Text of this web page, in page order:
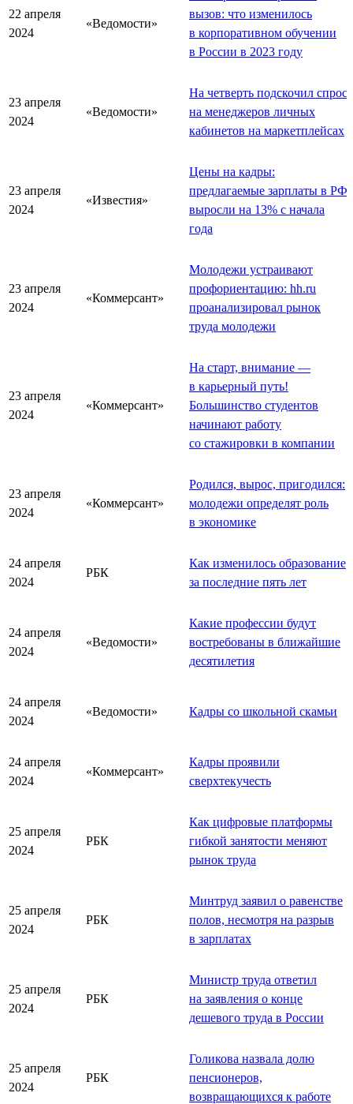
22 апреля
2024
«Ведомости»
вызов: что изменилось
в корпоративном обучении
в России в 2023 году
23 апреля
2024
«Ведомости»
На четверть подскочил спрос
на менеджеров личных
кабинетов на маркетплейсах
23 апреля
2024
«Известия»
Цены на кадры:
предлагаемые зарплаты в РФ
выросли на 13% с начала
года
23 апреля
2024
«Коммерсант»
Молодежи устраивают
профориентацию: hh.ru
проанализировал рынок
труда молодежи
23 апреля
2024
«Коммерсант»
На старт, внимание —
в карьерный путь!
Большинство студентов
начинают работу
со стажировки в компании
23 апреля
2024
«Коммерсант»
Родился, вырос, пригодился:
молодежи определят роль
в экономике
24 апреля
2024
РБК
Как изменилось образование
за последние пять лет
24 апреля
2024
«Ведомости»
Какие профессии будут
востребованы в ближайшие
десятилетия
24 апреля
2024
«Ведомости» Кадры со школьной скамьи
24 апреля
2024
«Коммерсант»
Кадры проявили
сверхтекучесть
25 апреля
2024
РБК
Как цифровые платформы
гибкой занятости меняют
рынок труда
25 апреля
2024
РБК
Минтруд заявил о равенстве
полов, несмотря на разрыв
в зарплатах
25 апреля
2024
РБК
Министр труда ответил
на заявления о конце
дешевого труда в России
25 апреля
2024
РБК
Голикова назвала долю
пенсионеров,
возвращающихся к работе